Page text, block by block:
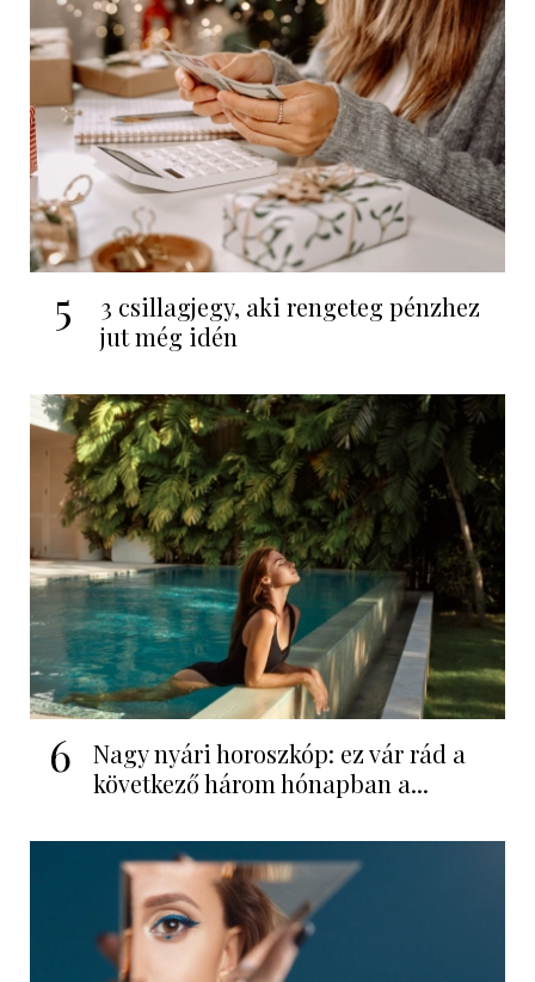
5
3 csillagjegy, aki rengeteg pénzhez
jut még idén
6
Nagy nyári horoszkóp: ez vár rád a
következő három hónapban a...